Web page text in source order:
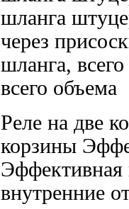
шланга
через
шланга,
всего объема
Реле на две
корзины
Эффективная
внутренние